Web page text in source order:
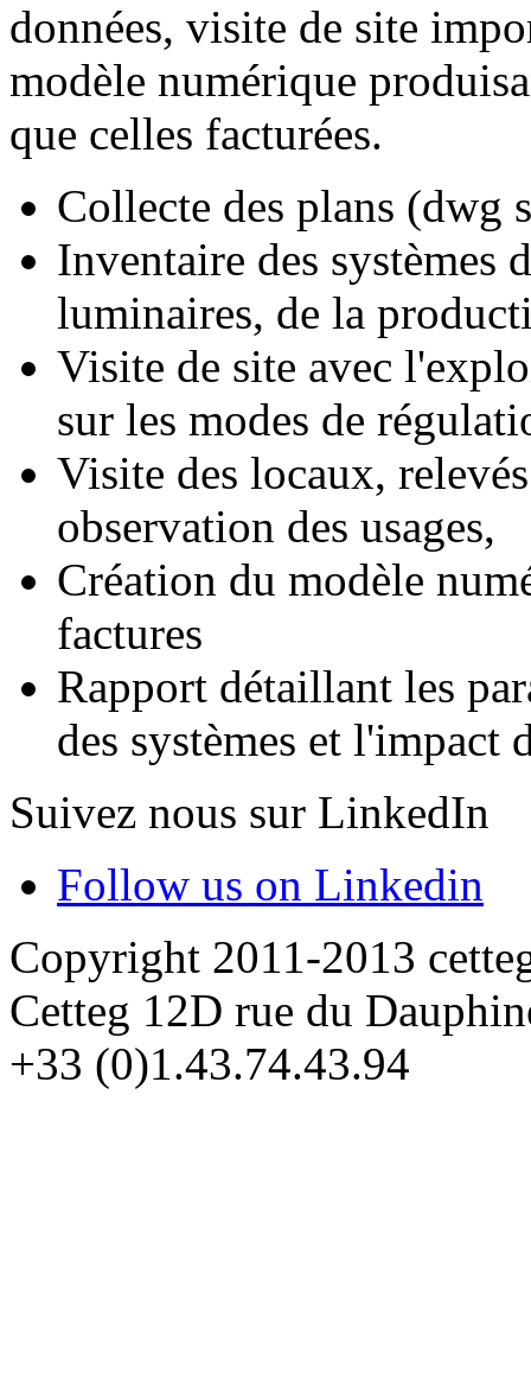
données, visite de site
modèle numérique
que celles facturées.
Collecte des plans (dwg
Inventaire des systèmes
luminaires, de la
Visite de site avec
sur les modes de
Visite des locaux,
observation des usages,
Création du modèle
factures
Rapport détaillant les
des systèmes et l'impact
Suivez nous sur LinkedIn
Follow us on Linkedin
Copyright 2011-2013
Cetteg 12D rue du
+33 (0)1.43.74.43.94